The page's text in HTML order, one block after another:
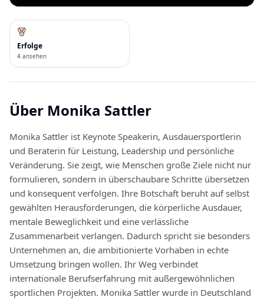
Erfolge
4 ansehen
Über Monika Sattler
Monika Sattler ist Keynote Speakerin, Ausdauersportlerin
und Beraterin für Leistung, Leadership und persönliche
Veränderung. Sie zeigt, wie Menschen große Ziele nicht nur
formulieren, sondern in überschaubare Schritte übersetzen
und konsequent verfolgen. Ihre Botschaft beruht auf selbst
gewählten Herausforderungen, die körperliche Ausdauer,
mentale Beweglichkeit und eine verlässliche
Zusammenarbeit verlangen. Dadurch spricht sie besonders
Unternehmen an, die ambitionierte Vorhaben in echte
Umsetzung bringen wollen. Ihr Weg verbindet
internationale Berufserfahrung mit außergewöhnlichen
sportlichen Projekten. Monika Sattler wurde in Deutschland